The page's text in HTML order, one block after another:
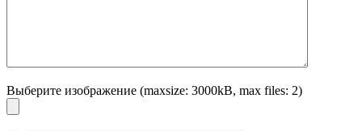
Выберите изображение (maxsize: 3000kB, max files: 2)